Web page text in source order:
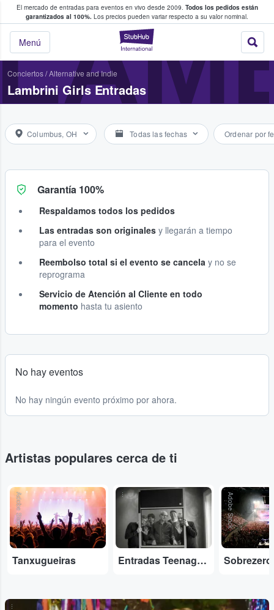
El mercado de entradas para eventos en vivo desde 2009. Todos los pedidos están
garantizados al 100%. Los precios pueden variar respecto a su valor nominal.
StubHub:
Menú
y venta de entradas entre fans
Conciertos/Alternative and Indie
Lambrini Girls Entradas
Columbus, OH Todas las fechas Ordenar por
Garantía 100%
Respaldamos todos los pedidos
Las entradas son originales y llegarán a tiempo
para el evento
Reembolso total si el evento se cancela y no se
reprograma
Servicio de Atención al Cliente en todo
momento hasta tu asiento
No hay eventos
No hay ningún evento próximo por ahora.
Artistas populares cerca de ti
Adobe Stock
Tanxugueiras
...
Entradas Teenage Fanclub
Adobe Stock
Sobrezero
...